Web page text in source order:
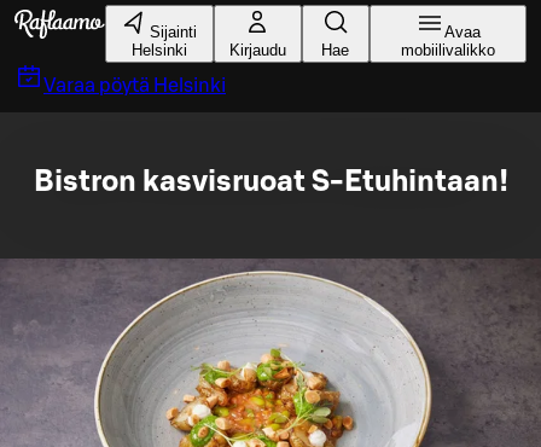
Siirry pääsisältöön
Sijainti
Helsinki
Kirjaudu Hae
Avaa
mobiilivalikko
Varaa pöytä Helsinki
Bistron kasvisruoat S-Etuhintaan!